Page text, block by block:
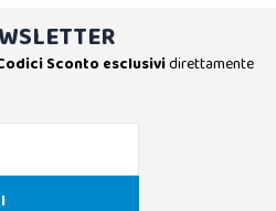
Sconto esclusividirettamente